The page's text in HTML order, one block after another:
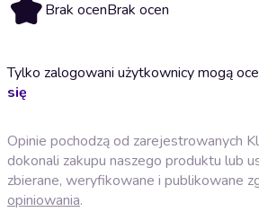
Brak ocenBrak ocen
Tylko zalogowani użytkownicy mogą
się
Opinie pochodzą od zarejestrowanych
dokonali zakupu naszego produktu lub
zbierane, weryfikowane i publikowane
opiniowania.